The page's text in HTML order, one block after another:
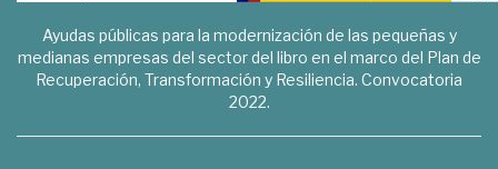
Ayudas públicas para la modernización de las pequeñas y
medianas empresas del sector del libro en el marco del Plan de
Recuperación, Transformación y Resiliencia. Convocatoria
2022.